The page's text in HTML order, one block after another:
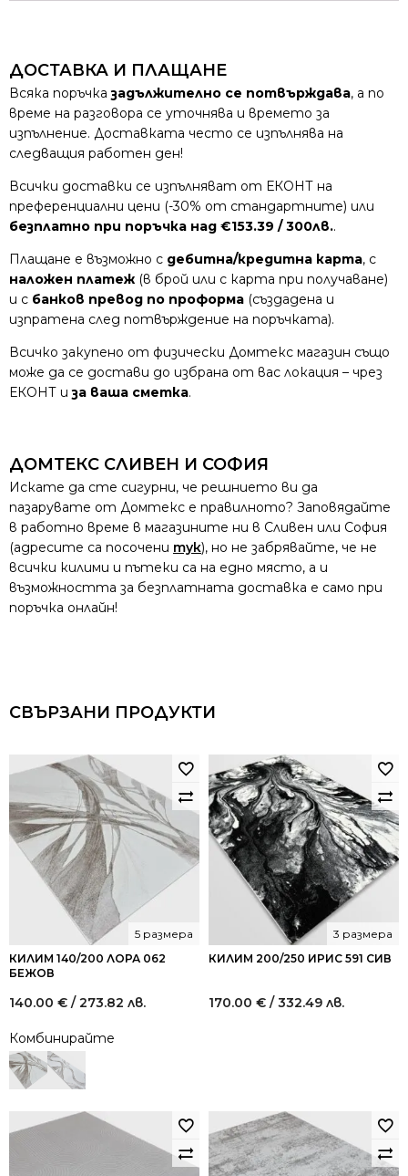
ДОСТАВКА И ПЛАЩАНЕ
Всяка поръчказадължително се потвърждава, а по
време на разговора се уточнява и времето за
изпълнение. Доставката често се изпълнява на
следващия работен ден!
Всички доставки се изпълняват от ЕКОНТ на
преференциални цени (-30% от стандартните) или
безплатно при поръчка над €153.39 / 300лв..
Плащане е възможно с дебитна/кредитна карта, с
наложен платеж (в брой или с карта при получаване)
и с банков превод по проформа (създадена и
изпратена след потвърждение на поръчката).
Всичко закупено от физически Домтекс магазин също
може да се достави до избрана от вас локация – чрез
ЕКОНТ иза ваша сметка.
ДОМТЕКС СЛИВЕН И СОФИЯ
Искате да сте сигурни, че решнието ви да
пазарувате от Домтекс е правилното? Заповядайте
в работно време в магазините ни в Сливен или София
(адресите са посочени тук), но не забрявайте, че не
всички килими и пътеки са на едно място, а и
възможността за безплатната доставка е само при
поръчка онлайн!
СВЪРЗАНИ ПРОДУКТИ
КИЛИМ 140/200 ЛОРА 062
БЕЖОВ
5 размера
140.00 € / 273.82 лв.
Комбинирайте
КИЛИМ 200/250 ИРИС 591 СИВ
3 размера
170.00 € / 332.49 лв.